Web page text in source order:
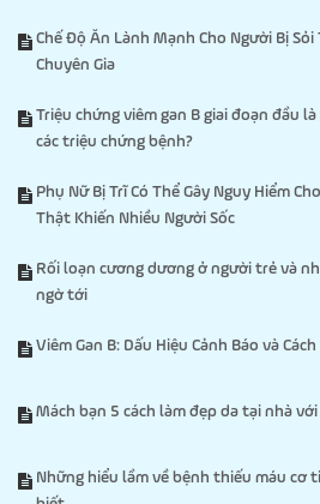
Chế Độ Ăn Lành Mạnh Cho Người Bị
Chuyên Gia
Triệu chứng viêm gan B giai đoạn đầu
các triệu chứng bệnh?
Phụ Nữ Bị Trĩ Có Thể Gây Nguy Hiểm
Thật Khiến Nhiều Người Sốc
Rối loạn cương dương ở người trẻ và
ngờ tới
Viêm Gan B: Dấu Hiệu Cảnh Báo và
Mách bạn 5 cách làm đẹp da tại nhà
Những hiểu lầm về bệnh thiếu máu cơ